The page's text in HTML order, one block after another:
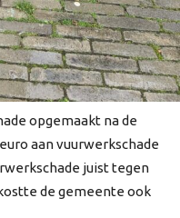
opgemaakt na de
aan vuurwerkschade
juist tegen
de gemeente ook